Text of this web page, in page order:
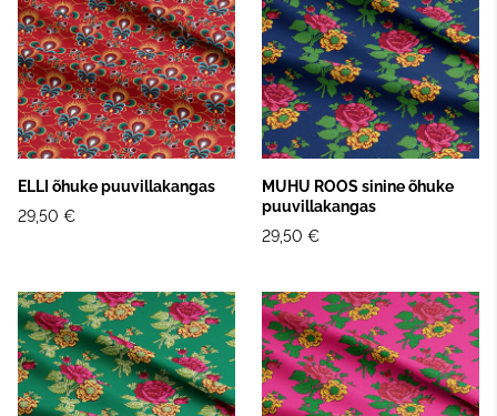
ELLI õhuke puuvillakangas
29,50 €
MUHU ROOS sinine õhuke
puuvillakangas
29,50 €